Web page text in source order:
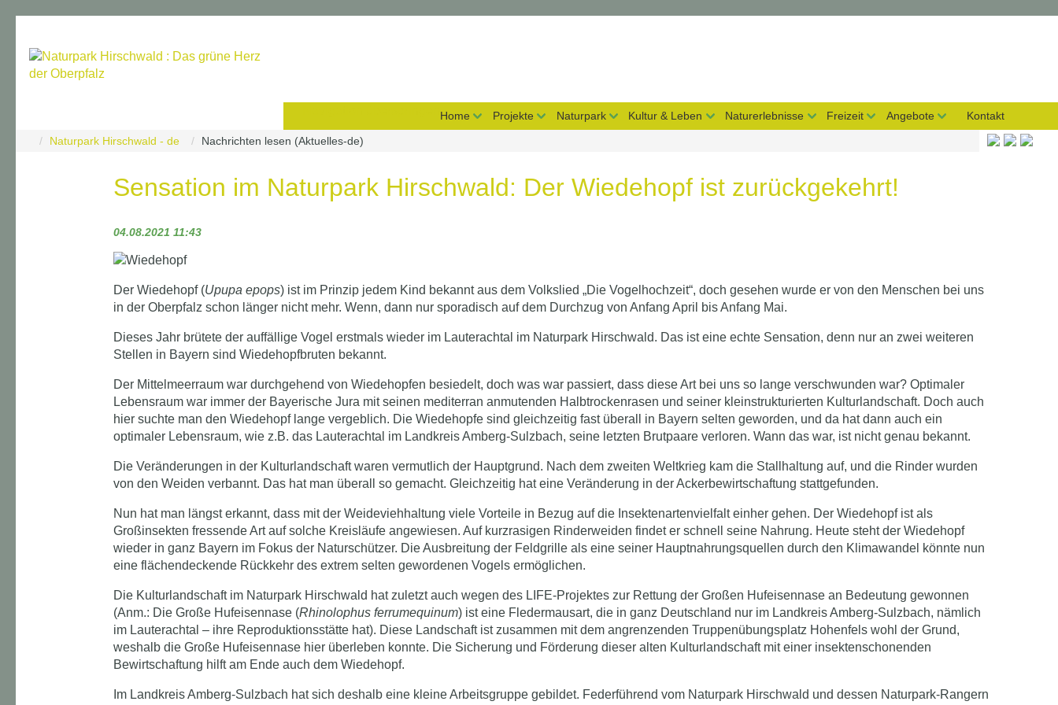
Home Projekte Naturpark Kultur & Leben Naturerlebnisse Freizeit Angebote Kontakt
Naturpark Hirschwald - de Nachrichten lesen (Aktuelles-de)
Sensation im Naturpark Hirschwald: Der Wiedehopf ist zurückgekehrt!
04.08.2021 11:43
Der Wiedehopf (Upupa epops) ist im Prinzip jedem Kind bekannt aus dem Volkslied „Die Vogelhochzeit“, doch gesehen wurde er von den Menschen bei uns
in der Oberpfalz schon länger nicht mehr. Wenn, dann nur sporadisch auf dem Durchzug von Anfang April bis Anfang Mai.
Dieses Jahr brütete der auffällige Vogel erstmals wieder im Lauterachtal im Naturpark Hirschwald. Das ist eine echte Sensation, denn nur an zwei weiteren
Stellen in Bayern sind Wiedehopfbruten bekannt.
Der Mittelmeerraum war durchgehend von Wiedehopfen besiedelt, doch was war passiert, dass diese Art bei uns so lange verschwunden war? Optimaler
Lebensraum war immer der Bayerische Jura mit seinen mediterran anmutenden Halbtrockenrasen und seiner kleinstrukturierten Kulturlandschaft. Doch auch
hier suchte man den Wiedehopf lange vergeblich. Die Wiedehopfe sind gleichzeitig fast überall in Bayern selten geworden, und da hat dann auch ein
optimaler Lebensraum, wie z.B. das Lauterachtal im Landkreis Amberg-Sulzbach, seine letzten Brutpaare verloren. Wann das war, ist nicht genau bekannt.
Die Veränderungen in der Kulturlandschaft waren vermutlich der Hauptgrund. Nach dem zweiten Weltkrieg kam die Stallhaltung auf, und die Rinder wurden
von den Weiden verbannt. Das hat man überall so gemacht. Gleichzeitig hat eine Veränderung in der Ackerbewirtschaftung stattgefunden.
Nun hat man längst erkannt, dass mit der Weideviehhaltung viele Vorteile in Bezug auf die Insektenartenvielfalt einher gehen. Der Wiedehopf ist als
Großinsekten fressende Art auf solche Kreisläufe angewiesen. Auf kurzrasigen Rinderweiden findet er schnell seine Nahrung. Heute steht der Wiedehopf
wieder in ganz Bayern im Fokus der Naturschützer. Die Ausbreitung der Feldgrille als eine seiner Hauptnahrungsquellen durch den Klimawandel könnte nun
eine flächendeckende Rückkehr des extrem selten gewordenen Vogels ermöglichen.
Die Kulturlandschaft im Naturpark Hirschwald hat zuletzt auch wegen des LIFE-Projektes zur Rettung der Großen Hufeisennase an Bedeutung gewonnen
(Anm.: Die Große Hufeisennase (Rhinolophus ferrumequinum) ist eine Fledermausart, die in ganz Deutschland nur im Landkreis Amberg-Sulzbach, nämlich
im Lauterachtal – ihre Reproduktionsstätte hat). Diese Landschaft ist zusammen mit dem angrenzenden Truppenübungsplatz Hohenfels wohl der Grund,
weshalb die Große Hufeisennase hier überleben konnte. Die Sicherung und Förderung dieser alten Kulturlandschaft mit einer insektenschonenden
Bewirtschaftung hilft am Ende auch dem Wiedehopf.
Im Landkreis Amberg-Sulzbach hat sich deshalb eine kleine Arbeitsgruppe gebildet. Federführend vom Naturpark Hirschwald und dessen Naturpark-Rangern